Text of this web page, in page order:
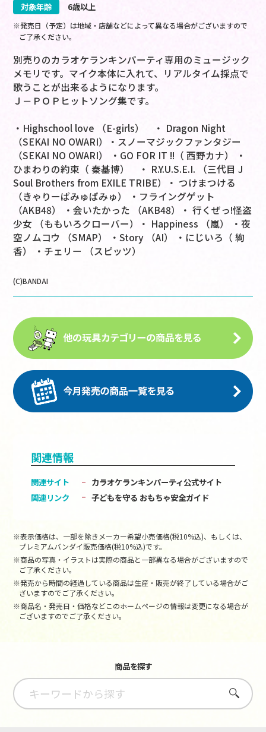
対象年齢
6歳以上
※発売日（予定）は地域・店舗などによって異なる場合がございますので
ご了承ください。
別売りのカラオケランキンパーティ専用のミュージック
メモリです。マイク本体に入れて、リアルタイム採点で
歌うことが出来るようになります。
Ｊ－ＰＯＰヒットソング集です。
・Highschool love （E-girls） ・ Dragon Night
（SEKAI NO OWARI）・スノーマジックファンタジー
（SEKAI NO OWARI） ・GO FOR IT !!（ 西野カナ） ・
ひまわりの約束（ 秦基博） ・ R.Y.U.S.E.I. （三代目 J
Soul Brothers from EXILE TRIBE）・ つけまつける
（きゃりーぱみゅぱみゅ） ・フライングゲット
（AKB48） ・会いたかった （AKB48）・ 行くぜっ!怪盗
少女 （ももいろクローバー）・ Happiness （嵐） ・夜
空ノムコウ （SMAP） ・Story （AI） ・にじいろ（ 絢
香） ・チェリー （スピッツ）
(C)BANDAI
関連情報
関連サイト
カラオケランキンパーティ公式サイト
関連リンク
子どもを守る おもちゃ安全ガイド
※表示価格は、一部を除きメーカー希望小売価格(税10%込)、もしくは、
プレミアムバンダイ販売価格(税10%込)です。
※商品の写真・イラストは実際の商品と一部異なる場合がございますので
ご了承ください。
※発売から時間の経過している商品は生産・販売が終了している場合がご
ざいますのでご了承ください。
※商品名・発売日・価格などこのホームページの情報は変更になる場合が
ございますのでご了承ください。
商品を探す
さがす